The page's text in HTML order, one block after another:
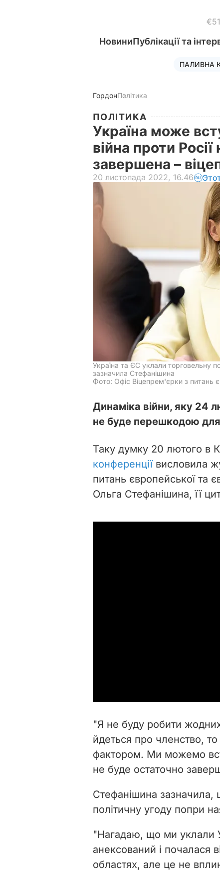
НовиниПублікації та
ПАЛИВНА
ГордонПолітика
ПОЛІТИКА
Україна може
війна проти
завершена –
20 листопада 2022, 16.46
Україна та ЄС уклали торговельну
зазначила Стефанішина
Фото: Офіс Віцепрем'єрки з питань
Динаміка війни, яку 24
не буде перешкодою
Таку думку 20 лютого в
конференціївисловила
питань європейської та
Ольга Стефанішина, її
"Я не буду робити
йдеться про членство,
фактором. Ми можемо
не буде остаточно
Стефанішина зазначила,
політичну угоду попри
"Нагадаю, що ми уклали
анексований і почалася
областях, але це не